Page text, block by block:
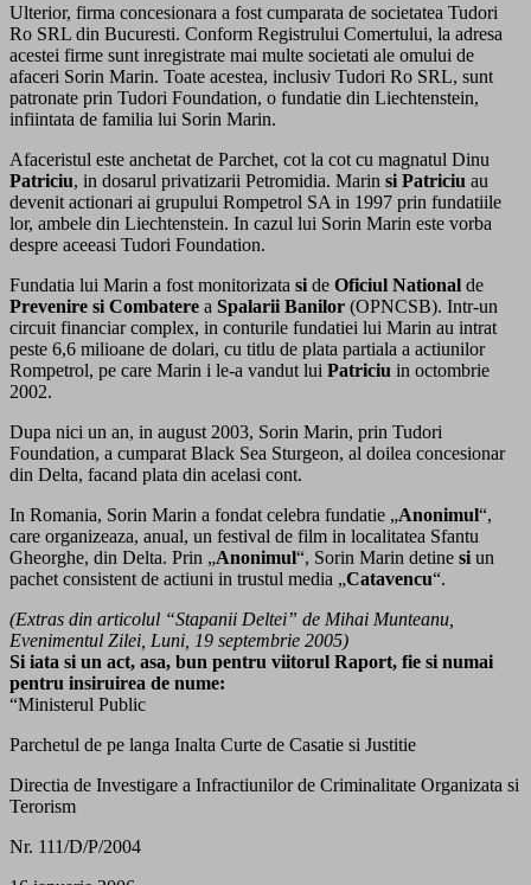
Ulterior, firma concesionara a fost cumparata de societatea Tudori
Ro SRL din Bucuresti. Conform Registrului Comertului, la adresa
acestei firme sunt inregistrate mai multe societati ale omului de
afaceri Sorin Marin. Toate acestea, inclusiv Tudori Ro SRL, sunt
patronate prin Tudori Foundation, o fundatie din Liechtenstein,
infiintata de familia lui Sorin Marin.
Afaceristul este anchetat de Parchet, cot la cot cu magnatul Dinu
Patriciu, in dosarul privatizarii Petromidia. Marin si Patriciu au
devenit actionari ai grupului Rompetrol SA in 1997 prin fundatiile
lor, ambele din Liechtenstein. In cazul lui Sorin Marin este vorba
despre aceeasi Tudori Foundation.
Fundatia lui Marin a fost monitorizata si de Oficiul National de
Prevenire si Combatere a Spalarii Banilor (OPNCSB). Intr-un
circuit financiar complex, in conturile fundatiei lui Marin au intrat
peste 6,6 milioane de dolari, cu titlu de plata partiala a actiunilor
Rompetrol, pe care Marin i le-a vandut lui Patriciu in octombrie
2002.
Dupa nici un an, in august 2003, Sorin Marin, prin Tudori
Foundation, a cumparat Black Sea Sturgeon, al doilea concesionar
din Delta, facand plata din acelasi cont.
In Romania, Sorin Marin a fondat celebra fundatie „Anonimul“,
care organizeaza, anual, un festival de film in localitatea Sfantu
Gheorghe, din Delta. Prin „Anonimul“, Sorin Marin detine si un
pachet consistent de actiuni in trustul media „Catavencu“.
(Extras din articolul “Stapanii Deltei” de Mihai Munteanu,
Evenimentul Zilei, Luni, 19 septembrie 2005)
Si iata si un act, asa, bun pentru viitorul Raport, fie si numai
pentru insiruirea de nume:
“Ministerul Public
Parchetul de pe langa Inalta Curte de Casatie si Justitie
Directia de Investigare a Infractiunilor de Criminalitate Organizata si
Terorism
Nr. 111/D/P/2004